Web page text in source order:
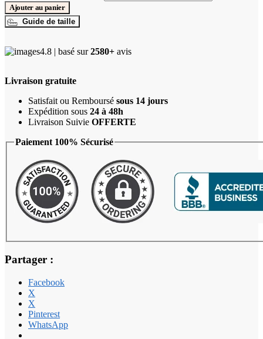
Ajouter au panier
Guide de taille
4.8 | basé sur2580+ avis
Livraison gratuite
Satisfait ou Remboursé sous 14 jours
Expédition sous 24 à 48h
Livraison Suivie OFFERTE
Paiement 100% Sécurisé
Partager :
Facebook
X
X
Pinterest
WhatsApp